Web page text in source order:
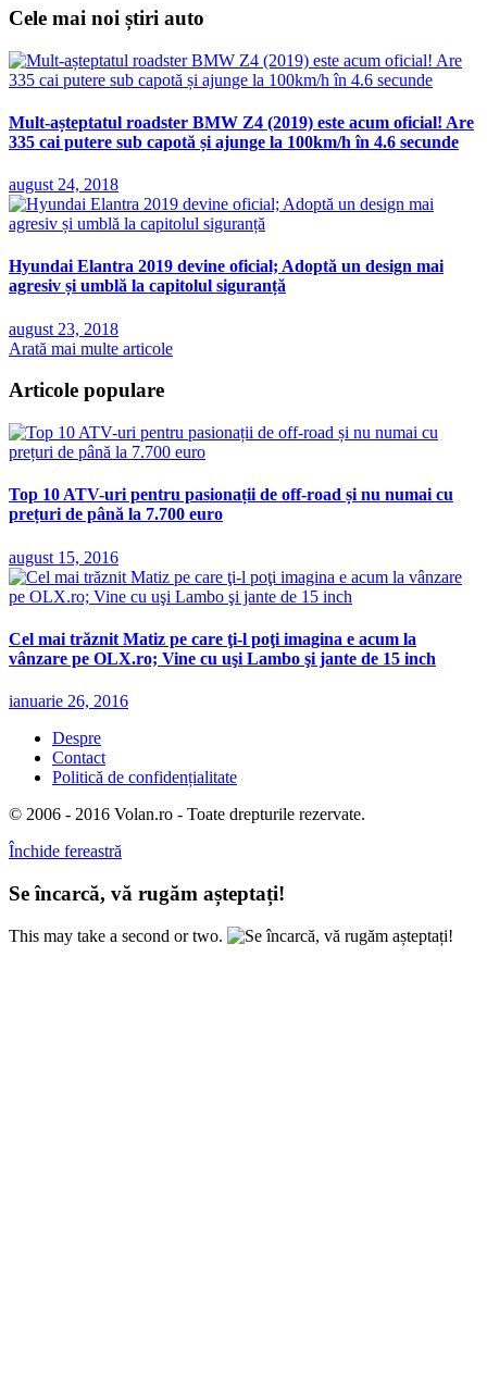
Cele mai noi știri auto
Mult-așteptatul roadster BMW Z4 (2019) este acum oficial! Are
335 cai putere sub capotă și ajunge la 100km/h în 4.6 secunde
august 24, 2018
Hyundai Elantra 2019 devine oficial; Adoptă un design mai
agresiv și umblă la capitolul siguranță
august 23, 2018
Arată mai multe articole
Articole populare
Top 10 ATV-uri pentru pasionații de off-road și nu numai cu
prețuri de până la 7.700 euro
august 15, 2016
Cel mai trăznit Matiz pe care ţi-l poţi imagina e acum la
vânzare pe OLX.ro; Vine cu uşi Lambo şi jante de 15 inch
ianuarie 26, 2016
Despre
Contact
Politică de confidențialitate
© 2006 - 2016 Volan.ro - Toate drepturile rezervate.
Închide fereastră
Se încarcă, vă rugăm așteptați!
This may take a second or two.